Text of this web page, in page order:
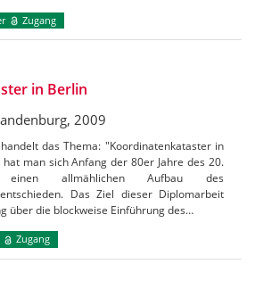
Zugang
in Berlin
2009
das Thema: "Koordinatenkataster in
man sich Anfang der 80er Jahre des 20.
einen allmählichen Aufbau des
Das Ziel dieser Diplomarbeit
über die blockweise Einführung des…
Zugang